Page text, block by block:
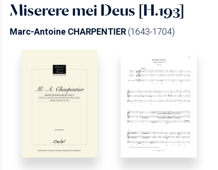
Miserere mei Deus [H.193]
Marc-Antoine CHARPENTIER(1643-1704)